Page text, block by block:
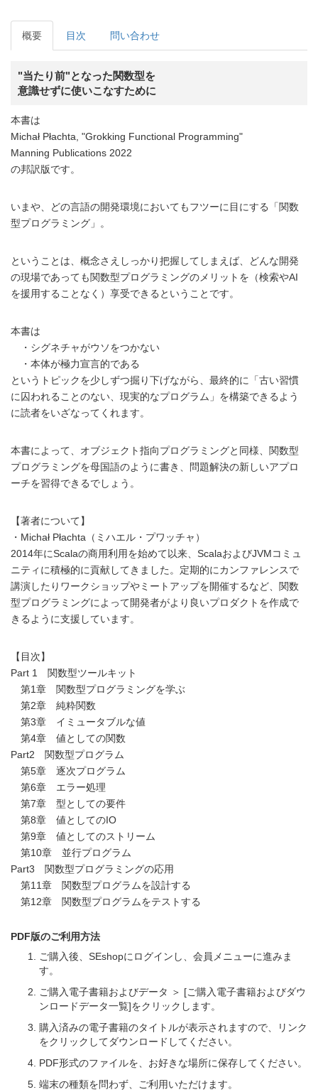
概要 目次 問い合わせ
"当たり前"となった関数型を
意識せずに使いこなすために
本書は
Michał Płachta, "Grokking Functional Programming"
Manning Publications 2022
の邦訳版です。
いまや、どの言語の開発環境においてもフツーに目にする「関数
型プログラミング」。
ということは、概念さえしっかり把握してしまえば、どんな開発
の現場であっても関数型プログラミングのメリットを（検索やAI
を援用することなく）享受できるということです。
本書は
・シグネチャがウソをつかない
・本体が極力宣言的である
というトピックを少しずつ掘り下げながら、最終的に「古い習慣
に囚われることのない、現実的なプログラム」を構築できるよう
に読者をいざなってくれます。
本書によって、オブジェクト指向プログラミングと同様、関数型
プログラミングを母国語のように書き、問題解決の新しいアプロ
ーチを習得できるでしょう。
【著者について】
・Michał Płachta（ミハエル・プワッチャ）
2014年にScalaの商用利用を始めて以来、ScalaおよびJVMコミュ
ニティに積極的に貢献してきました。定期的にカンファレンスで
講演したりワークショップやミートアップを開催するなど、関数
型プログラミングによって開発者がより良いプロダクトを作成で
きるように支援しています。
【目次】
Part 1 関数型ツールキット
第1章 関数型プログラミングを学ぶ
第2章 純粋関数
第3章 イミュータブルな値
第4章 値としての関数
Part2 関数型プログラム
第5章 逐次プログラム
第6章 エラー処理
第7章 型としての要件
第8章 値としてのIO
第9章 値としてのストリーム
第10章 並行プログラム
Part3 関数型プログラミングの応用
第11章 関数型プログラムを設計する
第12章 関数型プログラムをテストする
PDF版のご利用方法
ご購入後、SEshopにログインし、会員メニューに進みま
す。
ご購入電子書籍およびデータ ＞ [ご購入電子書籍およびダウ
ンロードデータ一覧]をクリックします。
購入済みの電子書籍のタイトルが表示されますので、リンク
をクリックしてダウンロードしてください。
PDF形式のファイルを、お好きな場所に保存してください。
端末の種類を問わず、ご利用いただけます。